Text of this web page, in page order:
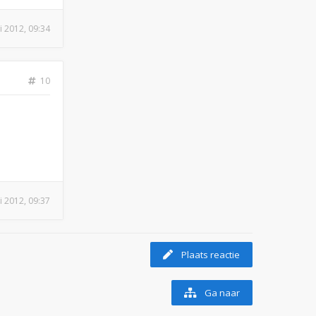
2012, 09:34
10
2012, 09:37
Plaats reactie
Ga naar